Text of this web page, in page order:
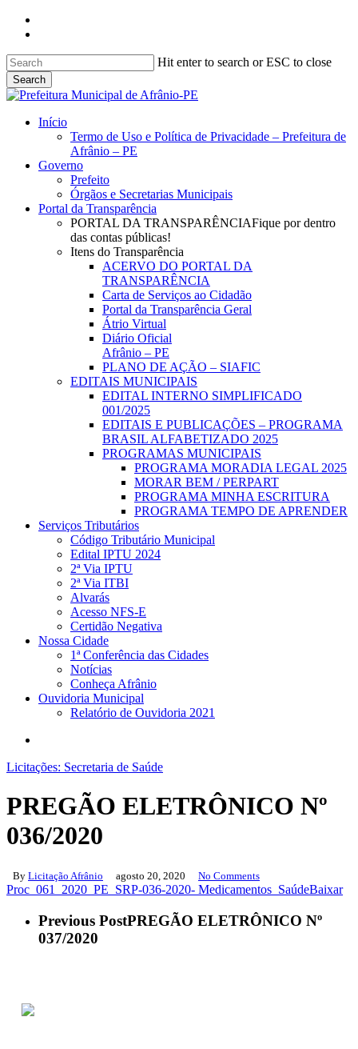
Skip
content
Hit enter to search or ESC to close
Search
Close
search
Menu
Início
Termo de Uso e Política de Privacidade – Prefeitura de
Afrânio – PE
Governo
Prefeito
Órgãos e Secretarias Municipais
Portal da Transparência
PORTAL DA TRANSPARÊNCIAFique por dentro
das contas públicas!
Itens do Transparência
ACERVO DO PORTAL DA
TRANSPARÊNCIA
Carta de Serviços ao Cidadão
Portal da Transparência Geral
Átrio Virtual
Diário Oficial
Afrânio – PE
PLANO DE AÇÃO – SIAFIC
EDITAIS MUNICIPAIS
EDITAL INTERNO SIMPLIFICADO
001/2025
EDITAIS E PUBLICAÇÕES – PROGRAMA
BRASIL ALFABETIZADO 2025
PROGRAMAS MUNICIPAIS
PROGRAMA MORADIA LEGAL 2025
MORAR BEM / PERPART
PROGRAMA MINHA ESCRITURA
PROGRAMA TEMPO DE APRENDER
Serviços Tributários
Código Tributário Municipal
Edital IPTU 2024
2ª Via IPTU
2ª Via ITBI
Alvarás
Acesso NFS-E
Certidão Negativa
Nossa Cidade
1ª Conferência das Cidades
Notícias
Conheça Afrânio
Ouvidoria Municipal
Relatório de Ouvidoria 2021
Licitações: Secretaria de Saúde
PREGÃO ELETRÔNICO Nº
036/2020
By Licitação Afrânio agosto 20, 2020 No Comments
Proc_061_2020_PE_SRP-036-2020- Medicamentos_SaúdeBaixar
Previous PostPREGÃO ELETRÔNICO Nº
037/2020